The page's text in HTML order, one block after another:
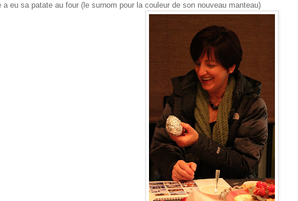
a eu sa patate au four (le surnom pour la couleur de son nouveau manteau)